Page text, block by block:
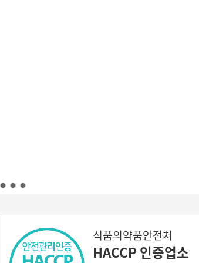
식품의약품안전처
HACCP 인증업소